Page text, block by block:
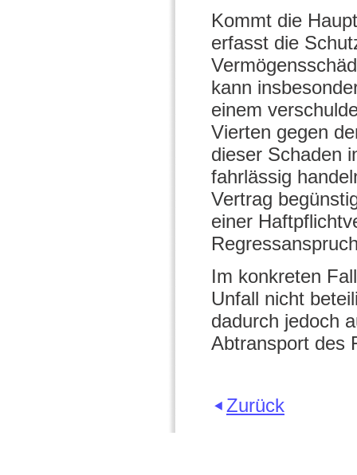
Kommt die
erfasst die
kann
einem
Vierten gegen
dieser Schaden
fahrlässig
Vertrag
einer
Im konkreten
Unfall nicht
dadurch jedoch
Abtransport des
Zurück